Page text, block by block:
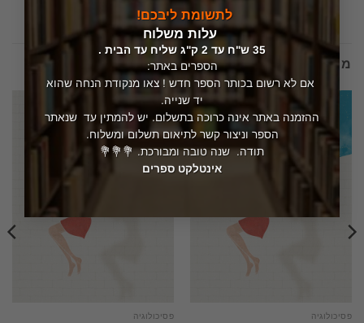
לתשומת ליבכם!
עלות משלוח
35 ש"ח עד 2 ק"ג שליח עד הבית .
הספרים באתר:
אם לא רשום בכותר הספר חדש ! צאו מנקודת הנחה שהוא
יד שנייה.
ההזמנה באתר אינה כרוכה בתשלום. יש להמתין עד שנאתר
הספר וניצור קשר לתיאום תשלום ומשלוח.
תודה. שנה טובה ומבורכת. 💐💐💐
אינטלקט ספרים
מוצרים קשורים
פסיכולוגיה פסיכולוגיה